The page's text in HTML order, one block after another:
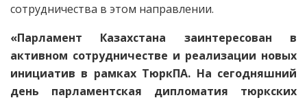
сотрудничества в этом направлении.
«Парламент Казахстана заинтересован в
активном сотрудничестве и реализации новых
инициатив в рамках ТюркПА. На сегодняшний
день парламентская дипломатия тюркских